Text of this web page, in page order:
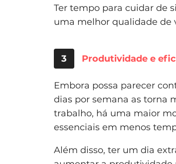
Ter tempo para cuidar de
uma melhor qualidade de
3 Produtividade e
Embora possa parecer
dias por semana as torna
trabalho, há uma maior
essenciais em menos
Além disso, ter um dia